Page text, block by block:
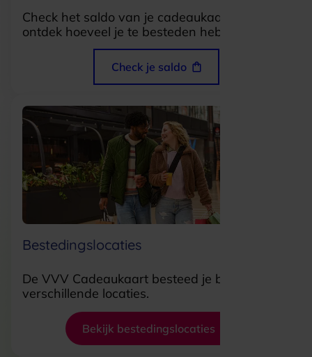
Check het saldo van je cadeaukaart en
ontdek hoeveel je te besteden hebt.
Check je saldo
Bestedingslocaties
De VVV Cadeaukaart besteed je bij 18.000
verschillende locaties.
Bekijk bestedingslocaties